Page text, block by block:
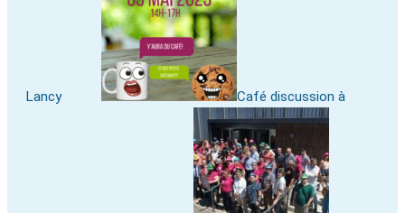
Lancy Café discussion à